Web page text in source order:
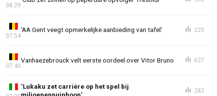
08:29
'AA Gent veegt opmerkelijke aanbieding van tafel'
07:54
225
Vanhaezebrouck velt eerste oordeel over Vitor Bruno
07:40
627
‘Lukaku zet carrière op het spel bij
282